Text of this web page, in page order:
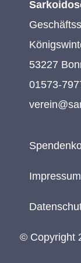
53227
01573-
Impressum
© Copyright